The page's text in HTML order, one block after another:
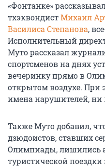
«Фонтанке»
тхэквондистМихаил
Василиса Степанова,
Исполнительный
Муто рассказал
спортсменов на днях
вечеринку прямо в
открытом воздухе. При
имена нарушителей, ни
Также Муто добавил,
дзюдоистов, ставших
Олимпиады, лишились
туристической